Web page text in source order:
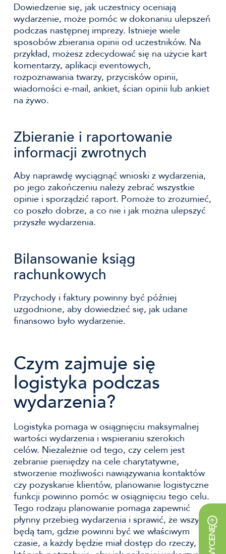
Dowiedzenie się, jak uczestnicy oceniają
wydarzenie, może pomóc w dokonaniu ulepszeń
podczas następnej imprezy. Istnieje wiele
sposobów zbierania opinii od uczestników. Na
przykład, możesz zdecydować się na użycie kart
komentarzy, aplikacji eventowych,
rozpoznawania twarzy, przycisków opinii,
wiadomości e-mail, ankiet, ścian opinii lub ankiet
na żywo.
Zbieranie i raportowanie
informacji zwrotnych
Aby naprawdę wyciągnąć wnioski z wydarzenia,
po jego zakończeniu należy zebrać wszystkie
opinie i sporządzić raport. Pomoże to zrozumieć,
co poszło dobrze, a co nie i jak można ulepszyć
przyszłe wydarzenia.
Bilansowanie ksiąg
rachunkowych
Przychody i faktury powinny być później
uzgodnione, aby dowiedzieć się, jak udane
finansowo było wydarzenie.
Czym zajmuje się
logistyka podczas
wydarzenia?
Logistyka pomaga w osiągnięciu maksymalnej
wartości wydarzenia i wspieraniu szerokich
celów. Niezależnie od tego, czy celem jest
zebranie pieniędzy na cele charytatywne,
stworzenie możliwości nawiązywania kontaktów
czy pozyskanie klientów, planowanie logistyczne
funkcji powinno pomóc w osiągnięciu tego celu.
Tego rodzaju planowanie pomaga zapewnić
płynny przebieg wydarzenia i sprawić, że wszyscy
będą tam, gdzie powinni być we właściwym
czasie, a każdy będzie miał dostęp do rzeczy,